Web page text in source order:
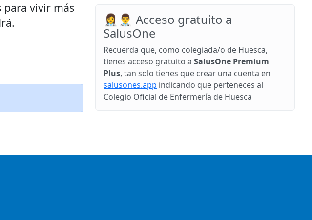
vivir más
👩‍⚕️👨‍⚕️ Acceso gratuito a
SalusOne
Recuerda que, como colegiada/o de Huesca,
tienes acceso gratuito aSalusOne Premium
Plus, tan solo tienes que crear una cuenta en
salusones.app indicando que perteneces al
Colegio Oficial de Enfermería de Huesca